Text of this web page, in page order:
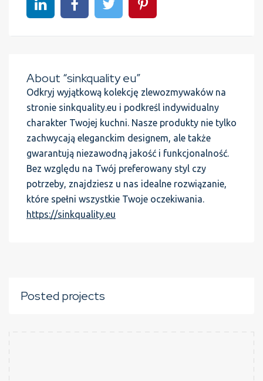
About “sinkquality eu”
Odkryj wyjątkową kolekcję zlewozmywaków na
stronie sinkquality.eu i podkreśl indywidualny
charakter Twojej kuchni. Nasze produkty nie tylko
zachwycają eleganckim designem, ale także
gwarantują niezawodną jakość i funkcjonalność.
Bez względu na Twój preferowany styl czy
potrzeby, znajdziesz u nas idealne rozwiązanie,
które spełni wszystkie Twoje oczekiwania.
https://sinkquality.eu
Posted projects